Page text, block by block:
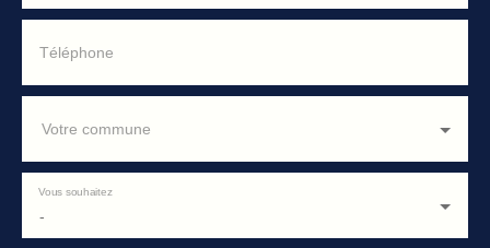
Téléphone
Votre commune
-
Vous souhaitez